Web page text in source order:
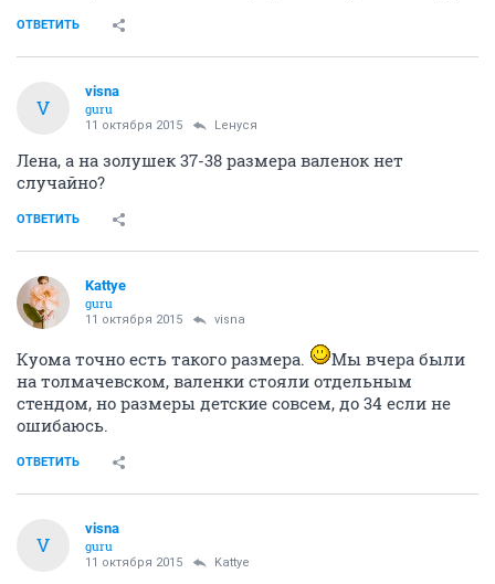
ОТВЕТИТЬ
V
visna
guru
11 октября 2015 Lенуся
Лена, а на золушек 37-38 размера валенок нет
случайно?
ОТВЕТИТЬ
Kattye
guru
11 октября 2015 visna
Куома точно есть такого размера.
Мы вчера были
на толмачевском, валенки стояли отдельным
стендом, но размеры детские совсем, до 34 если не
ошибаюсь.
ОТВЕТИТЬ
V
visna
guru
11 октября 2015 Kattye